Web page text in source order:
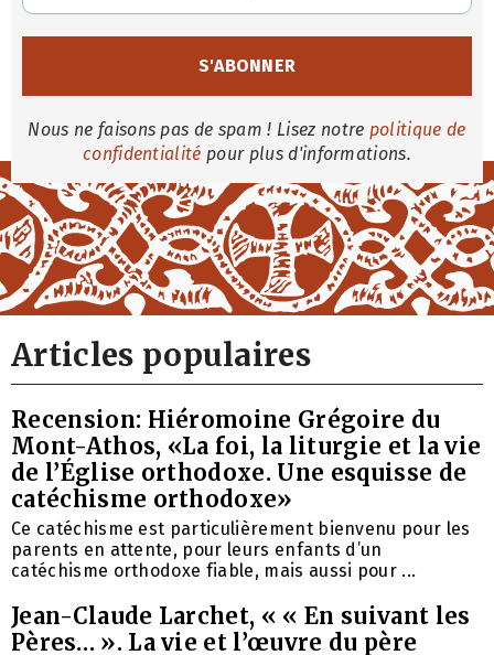
Nous ne faisons pas de spam ! Lisez notre politique de
confidentialité pour plus d'informations.
Articles populaires
Recension: Hiéromoine Grégoire du
Mont-Athos, «La foi, la liturgie et la vie
de l’Église orthodoxe. Une esquisse de
catéchisme orthodoxe»
Ce catéchisme est particulièrement bienvenu pour les
parents en attente, pour leurs enfants d’un
catéchisme orthodoxe fiable, mais aussi pour ...
Jean-Claude Larchet, « « En suivant les
Pères… ». La vie et l’œuvre du père